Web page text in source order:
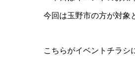
今回は玉野市の方が対象
こちらがイベントチラシ